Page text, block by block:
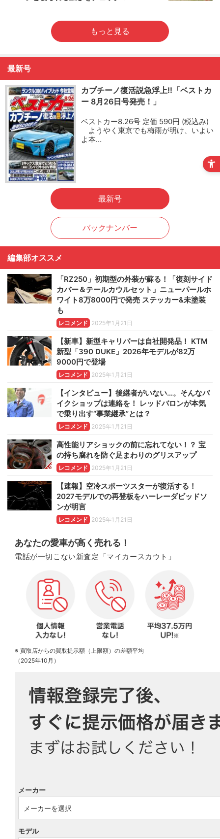
もっと見る
最新号
カプチーノ復活説急浮上!!「ベストカ
ー 8月26日号発売！」
ベストカー8.26号 定価 590円 (税込み)
ようやく東京でも梅雨が明け、いよい
よ本…
最新号
バックナンバー
編集部オススメ
「RZ250」初期型の外装が蘇る！「復刻サイド
カバー＆テールカウルセット」ニューパールホ
ワイト8万8000円で発売 ステッカー&未塗装
も
レコメンド 2025年1月21日
【新車】新型キャリパーは自社開発品！ KTM
新型「390 DUKE」2026年モデルが82万
9000円で登場
レコメンド 2025年1月21日
【インタビュー】後継者がいない…。そんなバ
イクショップは連絡を！ レッドバロンが本気
で乗り出す“事業継承”とは？
レコメンド 2025年1月21日
高性能リアショックの前に忘れてない！？ 宝
の持ち腐れを防ぐ足まわりのグリスアップ
レコメンド 2025年1月21日
【速報】空冷スポーツスターが復活する！
2027モデルでの再登板をハーレーダビッドソ
ンが明言
レコメンド 2025年1月21日
あなたの愛車が高く売れる！
電話が一切こない新査定「マイカースカウト」
※ 買取店からの買取提示額（上限額）の差額平均
（2025年10月）
メーカー
モデル